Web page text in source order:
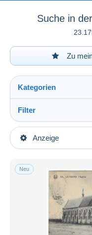
Suche in
Zu
Anzeige
Kategorien
Hauptkategorien
Europa
Belgien
Westflandern
De Panne
Filter
Art der Verkäufe
Laufende Angebote
Auktionen mit
Auktionen
Auktionshäuser
Verkauft
Neu